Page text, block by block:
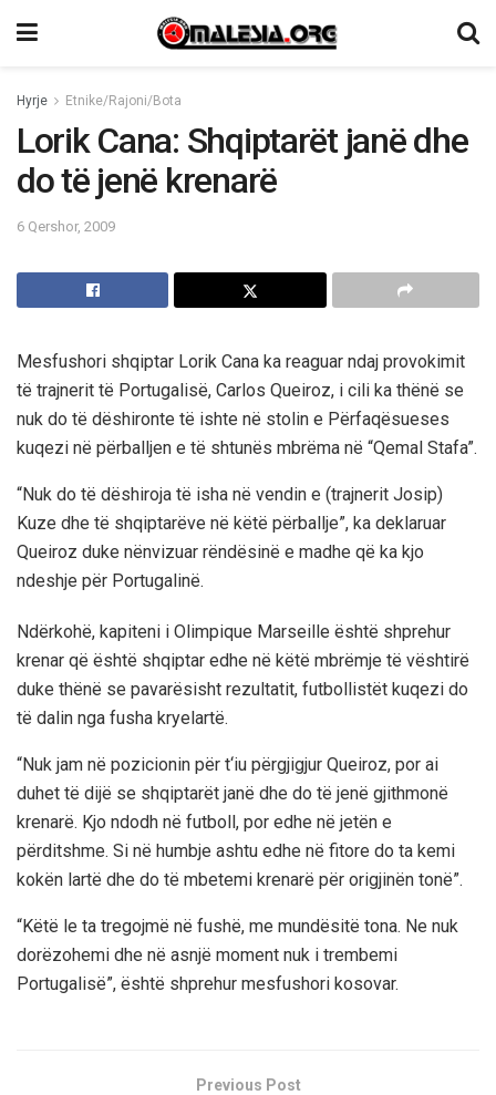
Hyrje Etnike/Rajoni/Bota
Lorik Cana: Shqiptarët janë dhe
do të jenë krenarë
6 Qershor, 2009
Mesfushori shqiptar Lorik Cana ka reaguar ndaj provokimit
të trajnerit të Portugalisë, Carlos Queiroz, i cili ka thënë se
nuk do të dëshironte të ishte në stolin e Përfaqësueses
kuqezi në përballjen e të shtunës mbrëma në “Qemal Stafa”.
“Nuk do të dëshiroja të isha në vendin e (trajnerit Josip)
Kuze dhe të shqiptarëve në këtë përballje”, ka deklaruar
Queiroz duke nënvizuar rëndësinë e madhe që ka kjo
ndeshje për Portugalinë.
Ndërkohë, kapiteni i Olimpique Marseille është shprehur
krenar që është shqiptar edhe në këtë mbrëmje të vështirë
duke thënë se pavarësisht rezultatit, futbollistët kuqezi do
të dalin nga fusha kryelartë.
“Nuk jam në pozicionin për t‘iu përgjigjur Queiroz, por ai
duhet të dijë se shqiptarët janë dhe do të jenë gjithmonë
krenarë. Kjo ndodh në futboll, por edhe në jetën e
përditshme. Si në humbje ashtu edhe në fitore do ta kemi
kokën lartë dhe do të mbetemi krenarë për origjinën tonë”.
“Këtë le ta tregojmë në fushë, me mundësitë tona. Ne nuk
dorëzohemi dhe në asnjë moment nuk i trembemi
Portugalisë”, është shprehur mesfushori kosovar.
Previous Post